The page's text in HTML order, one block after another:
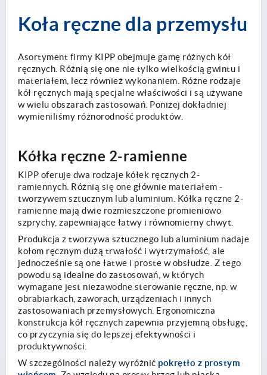
Koła ręczne dla przemysłu
Asortyment firmy KIPP obejmuje gamę różnych kół
ręcznych. Różnią się one nie tylko wielkością gwintu i
materiałem, lecz również wykonaniem. Różne rodzaje
kół ręcznych mają specjalne właściwości i są używane
w wielu obszarach zastosowań. Poniżej dokładniej
wymieniliśmy różnorodność produktów.
Kółka ręczne 2-ramienne
KIPP oferuje dwa rodzaje kółek ręcznych 2-
ramiennych. Różnią się one głównie materiałem -
tworzywem sztucznym lub aluminium. Kółka ręczne 2-
ramienne mają dwie rozmieszczone promieniowo
szprychy, zapewniające łatwy i równomierny chwyt.
Produkcja z tworzywa sztucznego lub aluminium nadaje
kołom ręcznym dużą trwałość i wytrzymałość, ale
jednocześnie są one łatwe i proste w obsłudze. Z tego
powodu są idealne do zastosowań, w których
wymagane jest niezawodne sterowanie ręczne, np. w
obrabiarkach, zaworach, urządzeniach i innych
zastosowaniach przemysłowych. Ergonomiczna
konstrukcja kół ręcznych zapewnia przyjemną obsługę,
co przyczynia się do lepszej efektywności i
produktywności.
W szczególności należy wyróżnić pokrętło z prostym